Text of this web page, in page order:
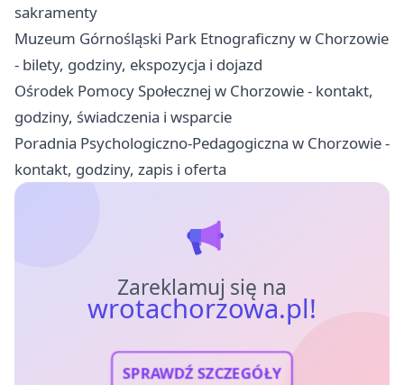
sakramenty
Muzeum Górnośląski Park Etnograficzny w Chorzowie
- bilety, godziny, ekspozycja i dojazd
Ośrodek Pomocy Społecznej w Chorzowie - kontakt,
godziny, świadczenia i wsparcie
Poradnia Psychologiczno-Pedagogiczna w Chorzowie -
kontakt, godziny, zapis i oferta
Zareklamuj się na
wrotachorzowa.pl!
SPRAWDŹ SZCZEGÓŁY